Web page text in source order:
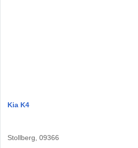
Kia K4
Stollberg, 09366